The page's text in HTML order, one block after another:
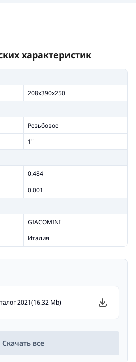
характеристик
208х390х250
Резьбовое
1"
0.484
0.001
GIACOMINI
Италия
2021(16.32 Mb)
Скачать все